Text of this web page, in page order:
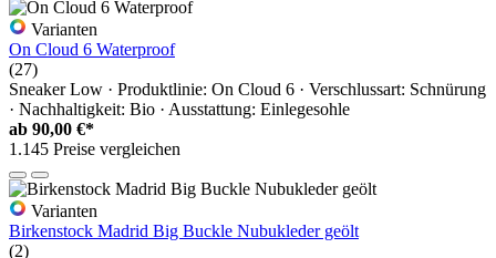
Varianten
On Cloud 6 Waterproof
(27)
Sneaker Low · Produktlinie: On Cloud 6 · Verschlussart: Schnürung
· Nachhaltigkeit: Bio · Ausstattung: Einlegesohle
ab 90,00 €*
1.145 Preise vergleichen
Varianten
Birkenstock Madrid Big Buckle Nubukleder geölt
(2)